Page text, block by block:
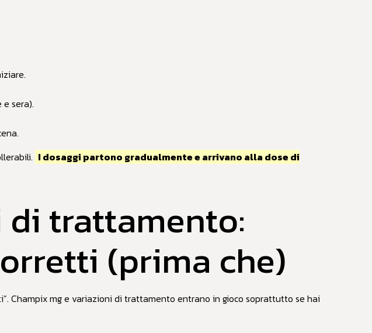
sera).
I dosaggi partono gradualmente e arrivano alla dose di
trattamento:
(prima che)
Champix mg e variazioni di trattamento entrano in gioco soprattutto se hai